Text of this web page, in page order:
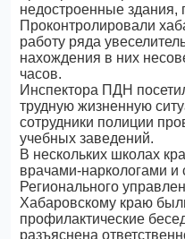
недостроенные здания,
Проконтролировали
работу ряда
нахождения в них
часов.
Инспектора ПДН
трудную жизненную
сотрудники полиции
учебных заведений.
В нескольких школах
врачами-наркологами и
Регионального
Хабаровскому краю
профилактические
разъяснена